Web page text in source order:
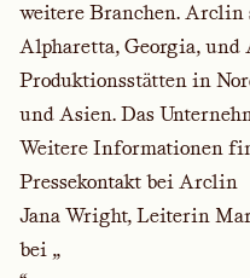
weitere Branchen. Arclin
Alpharetta, Georgia,
Produktionsstätten in
und Asien. Das
Weitere Informationen
Pressekontakt bei Arclin
Jana Wright, Leiterin
bei „